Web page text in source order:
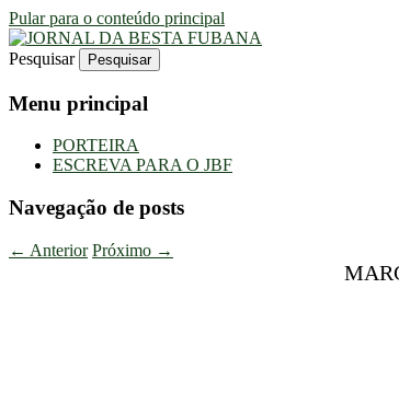
Pular para o conteúdo principal
JORNAL DA BESTA FUBANA
Uma Gazeta Escrota
Pesquisar
Menu principal
PORTEIRA
ESCREVA PARA O JBF
Navegação de posts
← Anterior Próximo →